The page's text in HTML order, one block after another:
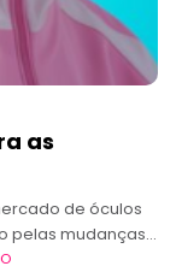
as
de óculos
pelas mudanças
inovações